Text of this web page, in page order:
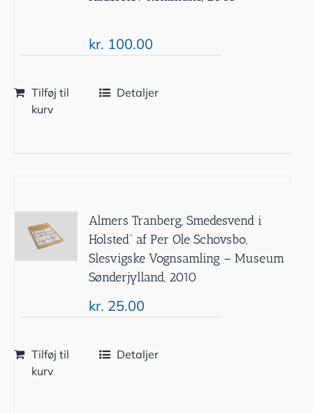
kr. 100.00
Tilføj til
kurv
Detaljer
Almers Tranberg, Smedesvend i
Holsted” af Per Ole Schovsbo,
Slesvigske Vognsamling – Museum
Sønderjylland, 2010
kr. 25.00
Tilføj til
kurv
Detaljer